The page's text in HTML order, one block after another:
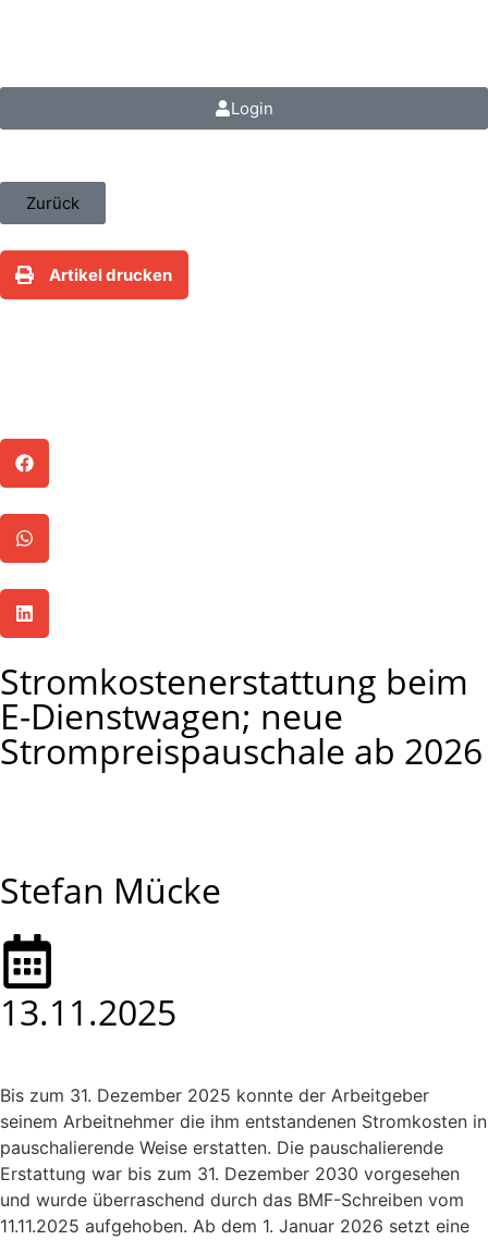
Login
Zurück
Artikel drucken
Stromkostenerstattung beim
E-Dienstwagen; neue
Strompreispauschale ab 2026
Stefan Mücke
13.11.2025
Bis zum 31. Dezember 2025 konnte der Arbeitgeber
seinem Arbeitnehmer die ihm entstandenen Stromkosten in
pauschalierende Weise erstatten. Die pauschalierende
Erstattung war bis zum 31. Dezember 2030 vorgesehen
und wurde überraschend durch das BMF-Schreiben vom
11.11.2025 aufgehoben. Ab dem 1. Januar 2026 setzt eine